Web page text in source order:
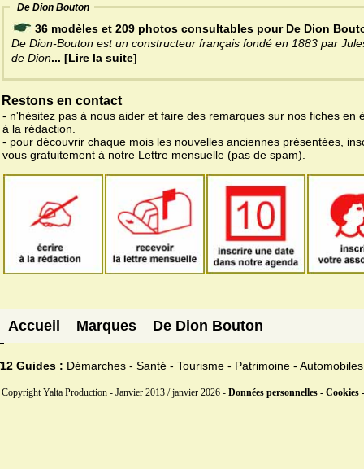
De Dion Bouton
36 modèles et 209 photos consultables pour De Dion
De Dion-Bouton est un constructeur français fondé en 1883 par
de Dion... [Lire la suite]
Restons en contact
- n'hésitez pas à nous aider et faire des remarques sur nos fiches en
à la rédaction.
- pour découvrir chaque mois les nouvelles anciennes présentées,
vous gratuitement à notre Lettre mensuelle (pas de spam).
Accueil Marques De Dion Bouton
12 Guides : Démarches - Santé - Tourisme - Patrimoine - Automobiles
Copyright Yalta Production - Janvier 2013 / janvier 2026 - Données personnelles - Cookies